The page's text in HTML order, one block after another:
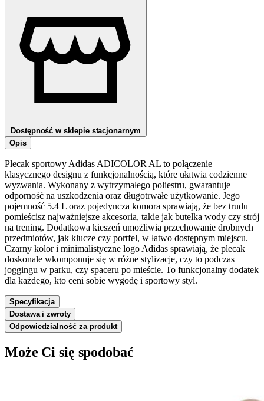
Dostępność w sklepie stacjonarnym
Opis
Plecak sportowy Adidas ADICOLOR AL to połączenie
klasycznego designu z funkcjonalnością, które ułatwia codzienne
wyzwania. Wykonany z wytrzymałego poliestru, gwarantuje
odporność na uszkodzenia oraz długotrwałe użytkowanie. Jego
pojemność 5.4 L oraz pojedyncza komora sprawiają, że bez trudu
pomieścisz najważniejsze akcesoria, takie jak butelka wody czy strój
na trening. Dodatkowa kieszeń umożliwia przechowanie drobnych
przedmiotów, jak klucze czy portfel, w łatwo dostępnym miejscu.
Czarny kolor i minimalistyczne logo Adidas sprawiają, że plecak
doskonale wkomponuje się w różne stylizacje, czy to podczas
joggingu w parku, czy spaceru po mieście. To funkcjonalny dodatek
dla każdego, kto ceni sobie wygodę i sportowy styl.
Specyfikacja
Dostawa i zwroty
Odpowiedzialność za produkt
Może Ci się spodobać